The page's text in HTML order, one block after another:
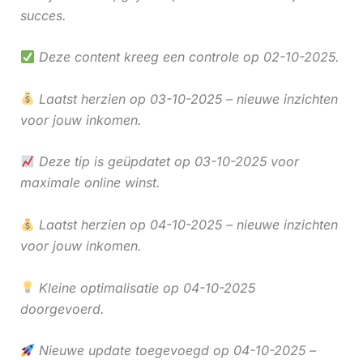
succes.
Deze content kreeg een controle op 02-10-2025.
Laatst herzien op 03-10-2025 – nieuwe inzichten
voor jouw inkomen.
Deze tip is geüpdatet op 03-10-2025 voor
maximale online winst.
Laatst herzien op 04-10-2025 – nieuwe inzichten
voor jouw inkomen.
Kleine optimalisatie op 04-10-2025
doorgevoerd.
Nieuwe update toegevoegd op 04-10-2025 –